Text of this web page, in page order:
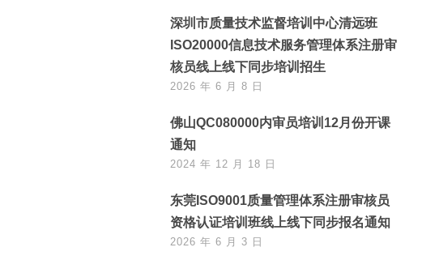
深圳市质量技术监督培训中心清远班
ISO20000信息技术服务管理体系注册审
核员线上线下同步培训招生
2026 年 6 月 8 日
佛山QC080000内审员培训12月份开课
通知
2024 年 12 月 18 日
东莞ISO9001质量管理体系注册审核员
资格认证培训班线上线下同步报名通知
2026 年 6 月 3 日